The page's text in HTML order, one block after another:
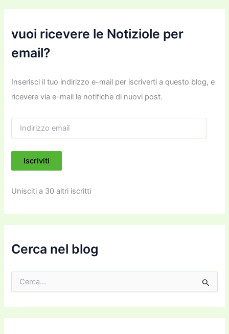
vuoi ricevere le Notiziole per
email?
Inserisci il tuo indirizzo e-mail per iscriverti a questo blog, e
ricevere via e-mail le notifiche di nuovi post.
i
i
z
e
m
i
Iscriviti
Unisciti a 30 altri iscritti
Cerca nel blog
c
a